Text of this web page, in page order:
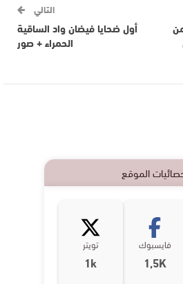
التالي
أول ضحايا فيضان واد الساقية
الحمراء + صور
الموقع
فايسبوك
1,5K
تويتر
1k